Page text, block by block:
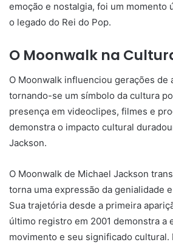
emoção e nostalgia, foi um momento
o legado do Rei do Pop.
O Moonwalk na
O Moonwalk influenciou gerações de
tornando-se um símbolo da cultura
presença em videoclipes, filmes e
demonstra o impacto cultural
Jackson.
O Moonwalk de Michael Jackson
torna uma expressão da genialidade
Sua trajetória desde a primeira
último registro em 2001 demonstra a
movimento e seu significado cultural.